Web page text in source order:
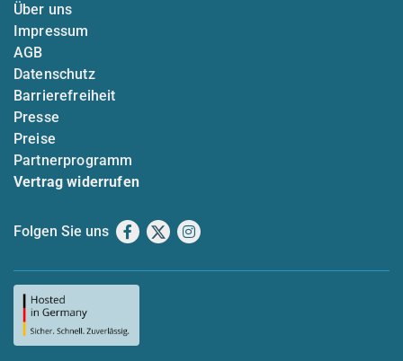
Über uns
Impressum
AGB
Datenschutz
Barrierefreiheit
Presse
Preise
Partnerprogramm
Vertrag widerrufen
Folgen Sie uns Facebook
X Instagram